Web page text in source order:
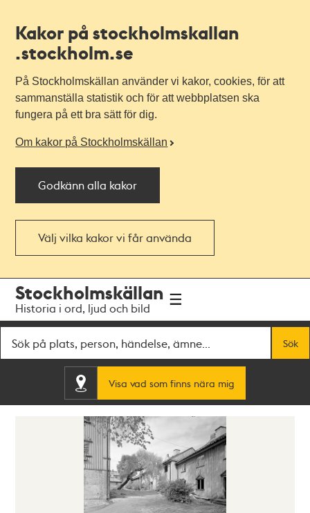
Kakor på stockholmskallan
.stockholm.se
På Stockholmskällan använder vi kakor, cookies, för att
sammanställa statistik och för att webbplatsen ska
fungera på ett bra sätt för dig.
Om kakor på Stockholmskällan
Godkänn alla kakor
Välj vilka kakor vi får använda
navigationen
huvudinnehållet
Stockholmskällan
Historia i ord, ljud och bild
Sök
Visa vad som finns nära mig